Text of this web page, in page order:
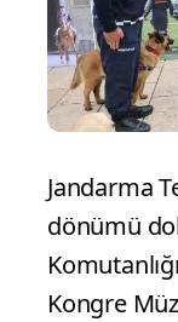
Jandarma
dönümü
Kongre